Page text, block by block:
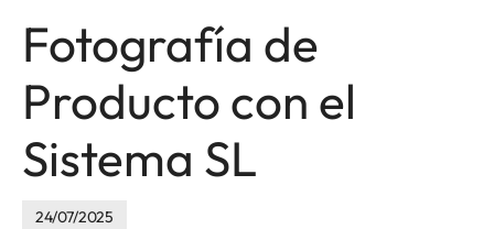
Fotografía de
Producto con el
Sistema SL
24/07/2025